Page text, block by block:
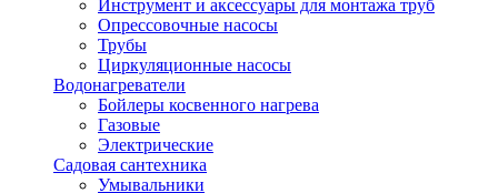
Инструмент и аксессуары для монтажа труб
Опрессовочные насосы
Трубы
Циркуляционные насосы
Водонагреватели
Бойлеры косвенного нагрева
Газовые
Электрические
Садовая сантехника
Умывальники